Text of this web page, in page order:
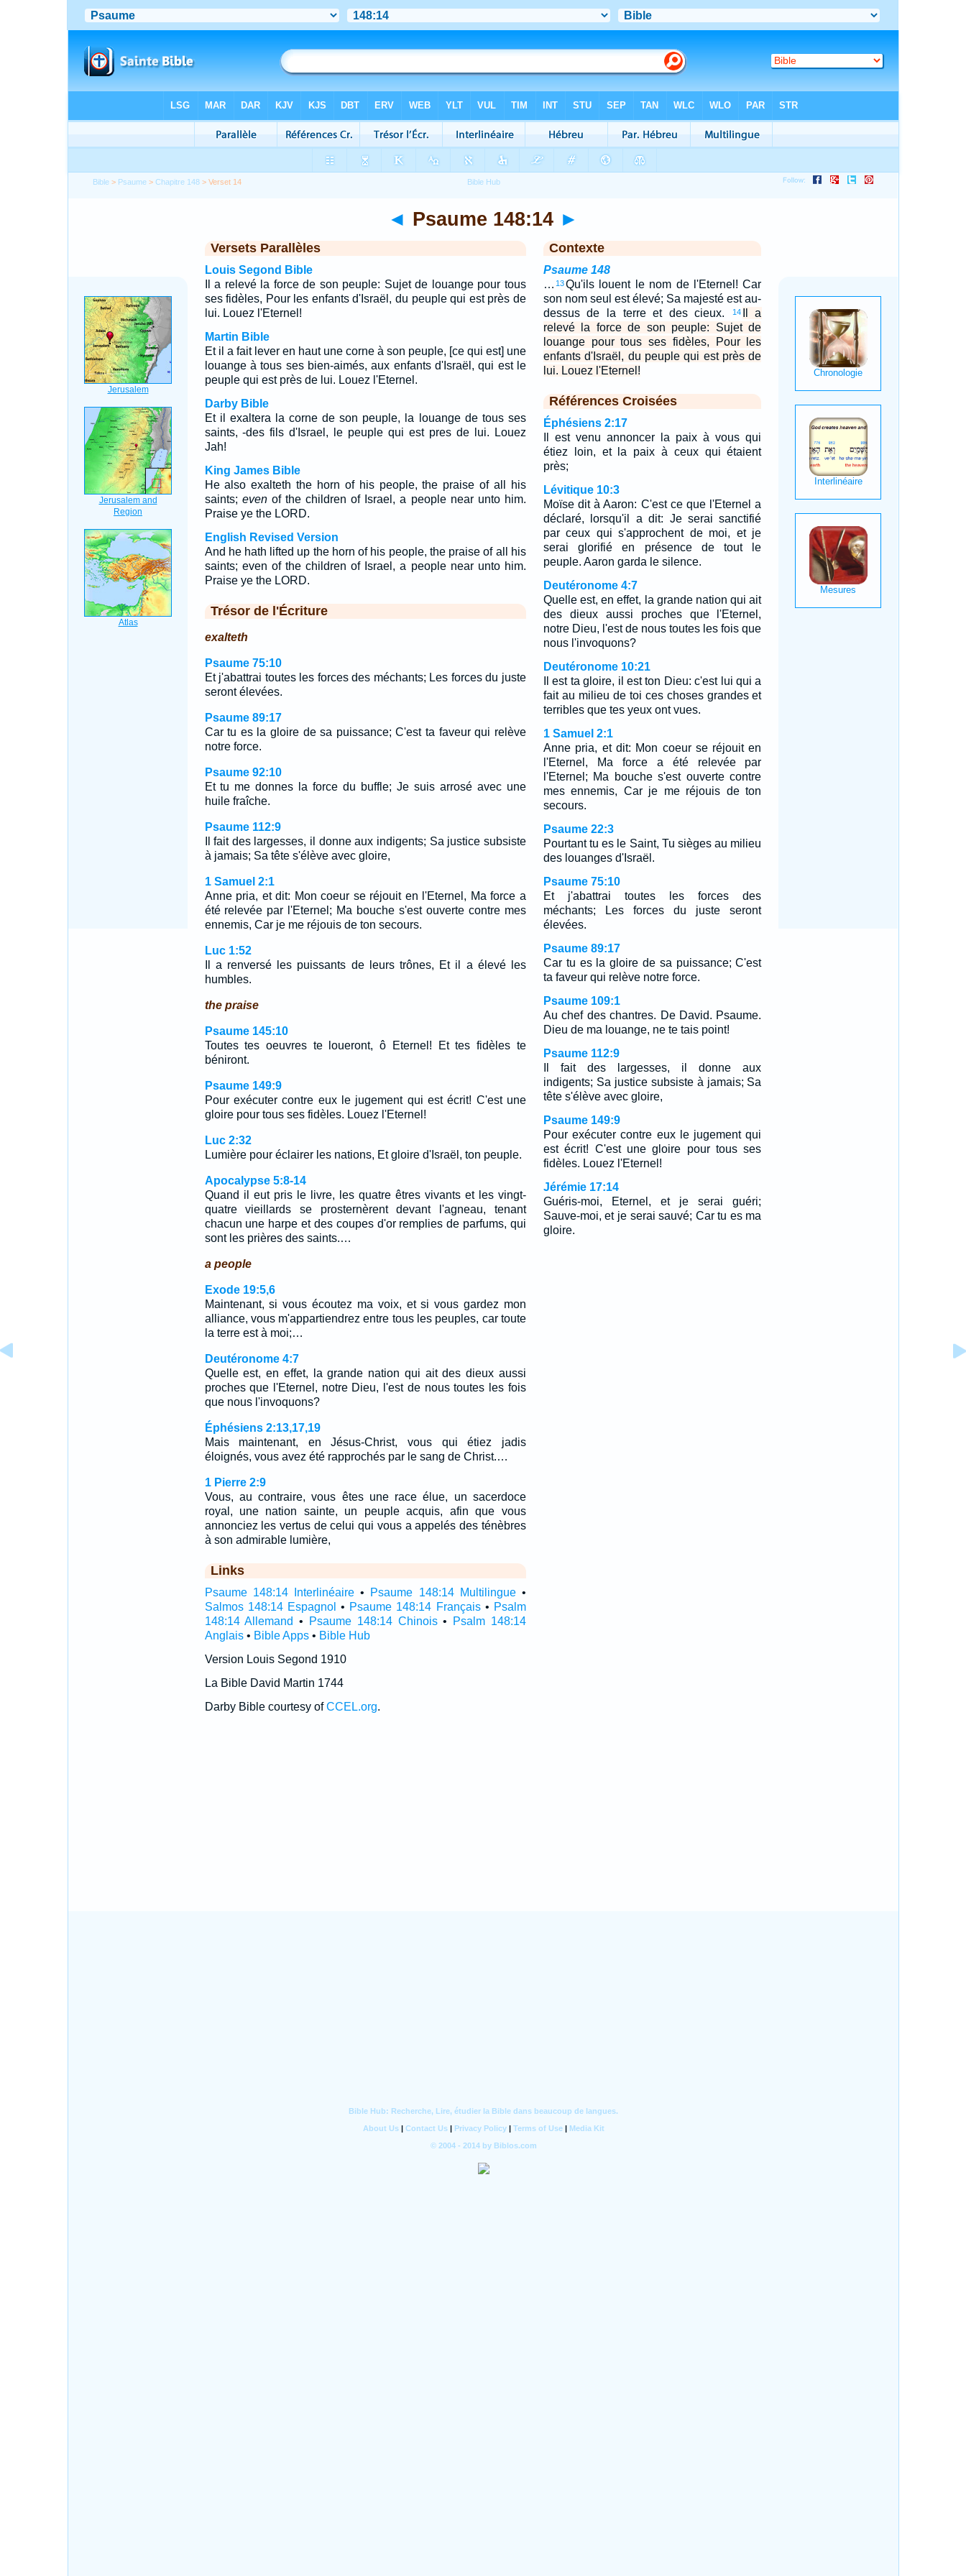
Bible > Psaume >Chapitre 148 > Verset 14
◄ Psaume 148:14 ►
Versets Parallèles
Louis Segond Bible
Il a relevé la force de son peuple: Sujet de louange pour tous
ses fidèles, Pour les enfants d'Israël, du peuple qui est près de
lui. Louez l'Eternel!
Martin Bible
Et il a fait lever en haut une corne à son peuple, [ce qui est] une
louange à tous ses bien-aimés, aux enfants d'Israël, qui est le
peuple qui est près de lui. Louez l'Eternel.
Darby Bible
Et il exaltera la corne de son peuple, la louange de tous ses
saints, -des fils d'Israel, le peuple qui est pres de lui. Louez
Jah!
King James Bible
He also exalteth the horn of his people, the praise of all his
saints; evenof the children of Israel, a people near unto him.
Praise ye the LORD.
English Revised Version
And he hath lifted up the horn of his people, the praise of all his
saints; even of the children of Israel, a people near unto him.
Praise ye the LORD.
Trésor de l'Écriture
exalteth
Psaume 75:10
Et j'abattrai toutes les forces des méchants; Les forces du juste
seront élevées.
Psaume 89:17
Car tu es la gloire de sa puissance; C'est ta faveur qui relève
notre force.
Psaume 92:10
Et tu me donnes la force du buffle; Je suis arrosé avec une
huile fraîche.
Psaume 112:9
Il fait des largesses, il donne aux indigents; Sa justice subsiste
à jamais; Sa tête s'élève avec gloire,
1 Samuel 2:1
Anne pria, et dit: Mon coeur se réjouit en l'Eternel, Ma force a
été relevée par l'Eternel; Ma bouche s'est ouverte contre mes
ennemis, Car je me réjouis de ton secours.
Luc 1:52
Il a renversé les puissants de leurs trônes, Et il a élevé les
humbles.
the praise
Psaume 145:10
Toutes tes oeuvres te loueront, ô Eternel! Et tes fidèles te
béniront.
Psaume 149:9
Pour exécuter contre eux le jugement qui est écrit! C'est une
gloire pour tous ses fidèles. Louez l'Eternel!
Luc 2:32
Lumière pour éclairer les nations, Et gloire d'Israël, ton peuple.
Apocalypse 5:8-14
Quand il eut pris le livre, les quatre êtres vivants et les vingt-
quatre vieillards se prosternèrent devant l'agneau, tenant
chacun une harpe et des coupes d'or remplies de parfums, qui
sont les prières des saints.…
a people
Exode 19:5,6
Maintenant, si vous écoutez ma voix, et si vous gardez mon
alliance, vous m'appartiendrez entre tous les peuples, car toute
la terre est à moi;…
Deutéronome 4:7
Quelle est, en effet, la grande nation qui ait des dieux aussi
proches que l'Eternel, notre Dieu, l'est de nous toutes les fois
que nous l'invoquons?
Éphésiens 2:13,17,19
Mais maintenant, en Jésus-Christ, vous qui étiez jadis
éloignés, vous avez été rapprochés par le sang de Christ.…
1 Pierre 2:9
Vous, au contraire, vous êtes une race élue, un sacerdoce
royal, une nation sainte, un peuple acquis, afin que vous
annonciez les vertus de celui qui vous a appelés des ténèbres
à son admirable lumière,
Links
Psaume 148:14 Interlinéaire• Psaume 148:14 Multilingue•
Salmos 148:14 Espagnol • Psaume 148:14 Français• Psalm
148:14 Allemand • Psaume 148:14 Chinois•
Psalm 148:14
Anglais• Bible Apps• Bible Hub
Version Louis Segond 1910
La Bible David Martin 1744
Darby Bible courtesy ofCCEL.org.
Contexte
Psaume 148
… 13Qu'ils louent le nom de l'Eternel! Car
son nom seul est élevé; Sa majesté est au-
dessus de la terre et des cieux.
14
Il a
relevé la force de son peuple: Sujet de
louange pour tous ses fidèles, Pour les
enfants d'Israël, du peuple qui est près de
lui. Louez l'Eternel!
Références Croisées
Éphésiens 2:17
Il est venu annoncer la paix à vous qui
étiez loin, et la paix à ceux qui étaient
près;
Lévitique 10:3
Moïse dit à Aaron: C'est ce que l'Eternel a
déclaré, lorsqu'il a dit: Je serai sanctifié
par ceux qui s'approchent de moi, et je
serai glorifié en présence de tout le
peuple. Aaron garda le silence.
Deutéronome 4:7
Quelle est, en effet, la grande nation qui ait
des dieux aussi proches que l'Eternel,
notre Dieu, l'est de nous toutes les fois que
nous l'invoquons?
Deutéronome 10:21
Il est ta gloire, il est ton Dieu: c'est lui qui a
fait au milieu de toi ces choses grandes et
terribles que tes yeux ont vues.
1 Samuel 2:1
Anne pria, et dit: Mon coeur se réjouit en
l'Eternel, Ma force a été relevée par
l'Eternel; Ma bouche s'est ouverte contre
mes ennemis, Car je me réjouis de ton
secours.
Psaume 22:3
Pourtant tu es le Saint, Tu sièges au milieu
des louanges d'Israël.
Psaume 75:10
Et j'abattrai toutes les forces des
méchants; Les forces du juste seront
élevées.
Psaume 89:17
Car tu es la gloire de sa puissance; C'est
ta faveur qui relève notre force.
Psaume 109:1
Au chef des chantres. De David. Psaume.
Dieu de ma louange, ne te tais point!
Psaume 112:9
Il fait des largesses, il donne aux
indigents; Sa justice subsiste à jamais; Sa
tête s'élève avec gloire,
Psaume 149:9
Pour exécuter contre eux le jugement qui
est écrit! C'est une gloire pour tous ses
fidèles. Louez l'Eternel!
Jérémie 17:14
Guéris-moi, Eternel, et je serai guéri;
Sauve-moi, et je serai sauvé; Car tu es ma
gloire.